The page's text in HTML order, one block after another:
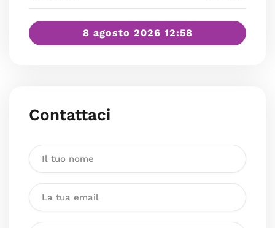
8 agosto 2026 12:58
Contattaci